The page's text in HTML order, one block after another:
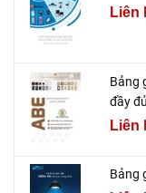
Liên
Bảng
đầy
Liên
Bảng